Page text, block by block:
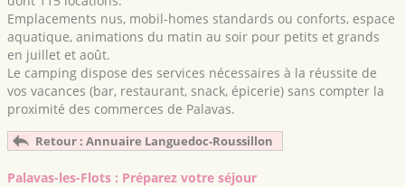
Emplacements nus, mobil-homes standards ou conforts, espace
aquatique, animations du matin au soir pour petits et grands
en juillet et août.
Le camping dispose des services nécessaires à la réussite de
vos vacances (bar, restaurant, snack, épicerie) sans compter la
proximité des commerces de Palavas.
Retour : Annuaire Languedoc-Roussillon
Palavas-les-Flots : Préparez votre séjour